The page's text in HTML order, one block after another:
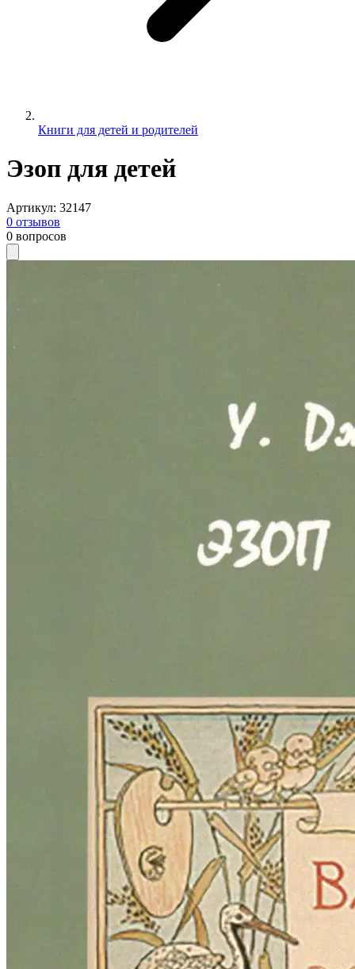
Книги для детей и родителей
Эзоп для детей
Артикул: 32147
0 отзывов
0 вопросов